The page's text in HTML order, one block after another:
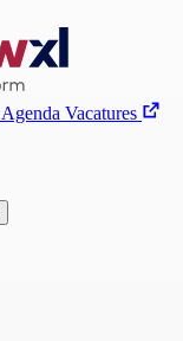
Agenda Vacatures